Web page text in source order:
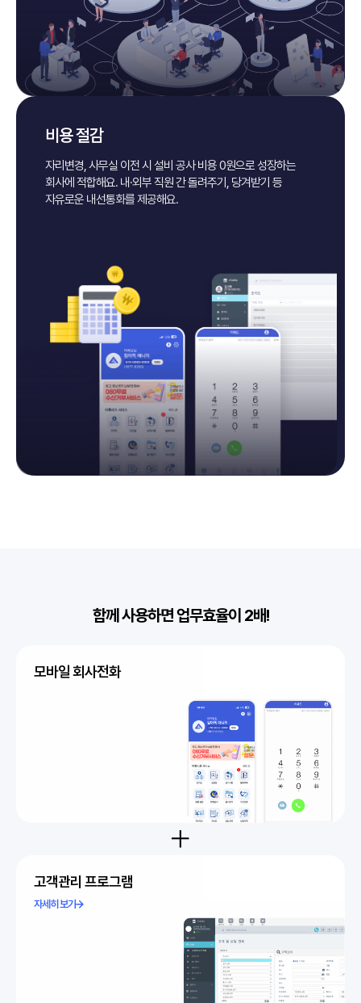
비용 절감
자리변경, 사무실 이전 시 설비 공사 비용 0원으로 성장하는
회사에 적합해요. 내·외부 직원 간 돌려주기, 당겨받기 등
자유로운 내선통화를 제공해요.
함께 사용하면 업무효율이 2배!
모바일 회사전화
고객관리 프로그램
자세히 보기